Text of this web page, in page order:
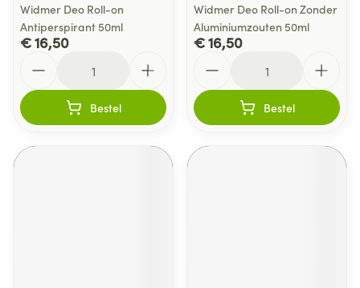
Widmer Deo Roll-on
Antiperspirant 50ml
€ 16,50
Bestel
Widmer Deo Roll-on Zonder
Aluminiumzouten 50ml
€ 16,50
Bestel